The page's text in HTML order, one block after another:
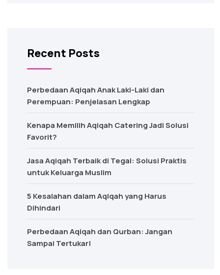
Recent Posts
Perbedaan Aqiqah Anak Laki-Laki dan
Perempuan: Penjelasan Lengkap
Kenapa Memilih Aqiqah Catering Jadi Solusi
Favorit?
Jasa Aqiqah Terbaik di Tegal: Solusi Praktis
untuk Keluarga Muslim
5 Kesalahan dalam Aqiqah yang Harus
Dihindari
Perbedaan Aqiqah dan Qurban: Jangan
Sampai Tertukar!